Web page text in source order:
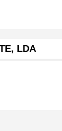
LDA